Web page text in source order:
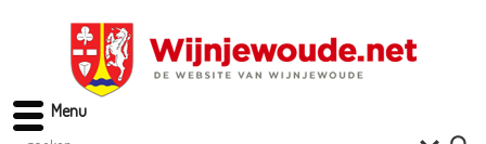
Menu